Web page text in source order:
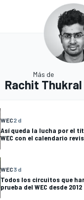
Más de
Rachit Thukral
WEC2 d
Así queda la lucha por el
WEC con el calendario
WEC3 d
Todos los circuitos que
prueba del WEC desde 2012